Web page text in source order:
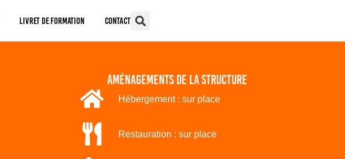
Livret De Formation Contact
aménagements de la structure
Hébergement : sur place
Restauration : sur place